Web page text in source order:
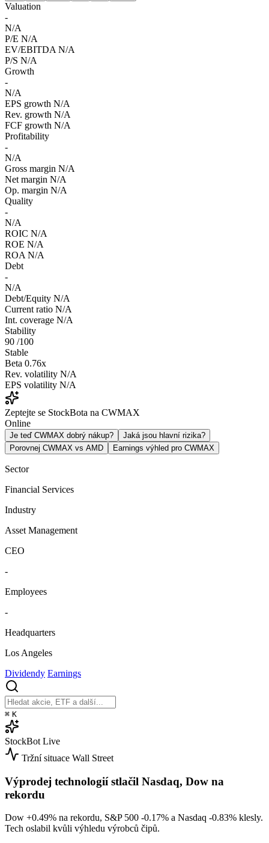
Valuation
-
N/A
P/E N/A
EV/EBITDA N/A
P/S N/A
Growth
-
N/A
EPS growth N/A
Rev. growth N/A
FCF growth N/A
Profitability
-
N/A
Gross margin N/A
Net margin N/A
Op. margin N/A
Quality
-
N/A
ROIC N/A
ROE N/A
ROA N/A
Debt
-
N/A
Debt/Equity N/A
Current ratio N/A
Int. coverage N/A
Stability
90 /100
Stable
Beta 0.76x
Rev. volatility N/A
EPS volatility N/A
Zeptejte se StockBota na CWMAX
Online
Je teď CWMAX dobrý nákup?
Jaká jsou hlavní rizika?
Porovnej CWMAX vs AMD
Earnings výhled pro CWMAX
Sector
Financial Services
Industry
Asset Management
CEO
-
Employees
-
Headquarters
Los Angeles
Dividendy Earnings
⌘ K
StockBot Live
Tržní situace Wall Street
Výprodej technologií stlačil Nasdaq, Dow na
rekordu
Dow +0.49% na rekordu, S&P 500 -0.17% a Nasdaq -0.83% klesly.
Tech oslabil kvůli výhledu výrobců čipů.